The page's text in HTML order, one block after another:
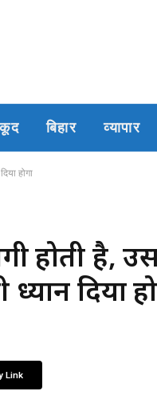
बिहार व्यापार
होगा
होती है,
दिया
Link